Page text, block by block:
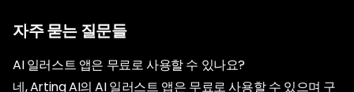
자주 묻는 질문들
AI 일러스트 앱은 무료로 사용할 수 있나요?
네, Arting AI의 AI 일러스트 앱은 무료로 사용할 수 있으며 구